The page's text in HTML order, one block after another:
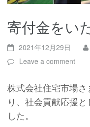
寄付金をい
2021年12月29日
Leave a comment
株式会社住宅市場
り、社会貢献応援
した。